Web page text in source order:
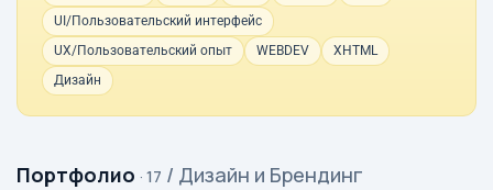
UI/Пользовательский интерфейс
UX/Пользовательский опыт
WEBDEV
XHTML
Дизайн
Портфолио · 17 / Дизайн и Брендинг